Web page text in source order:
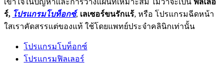
ร์, โปรแกรมโบท็อกซ์, เลเซอร์ขนรักแร้, หรือ โปรแกรมฉีดหน้า
ใสเราคัดสรรแต่ของแท้ ใช้โดยแพทย์ประจำคลินิกเท่านั้น
โปรแกรมโบท็อกซ์
โปรแกรมฟิลเลอร์